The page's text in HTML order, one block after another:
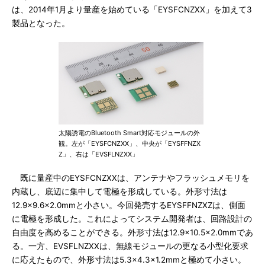
は、2014年1月より量産を始めている「EYSFCNZXX」を加えて3
製品となった。
太陽誘電のBluetooth Smart対応モジュールの外
観。左が「EYSFCNZXX」、中央が「EYSFFNZX
Z」、右は「EVSFLNZXX」
既に量産中のEYSFCNZXXは、アンテナやフラッシュメモリを
内蔵し、底辺に集中して電極を形成している。外形寸法は
12.9×9.6×2.0mmと小さい。今回発売するEYSFFNZXZは、側面
に電極を形成した。これによってシステム開発者は、回路設計の
自由度を高めることができる。外形寸法は12.9×10.5×2.0mmであ
る。一方、EVSFLNZXXは、無線モジュールの更なる小型化要求
に応えたもので、外形寸法は5.3×4.3×1.2mmと極めて小さい。